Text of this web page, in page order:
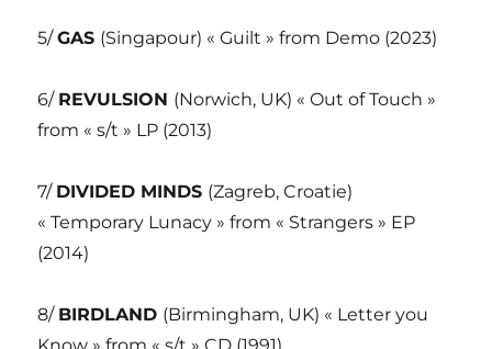
5/GAS (Singapour) « Guilt » from Demo (2023)
6/ REVULSION (Norwich, UK) « Out of Touch »
from « s/t » LP (2013)
7/ DIVIDED MINDS (Zagreb, Croatie)
« Temporary Lunacy » from « Strangers » EP
(2014)
8/ BIRDLAND (Birmingham, UK) « Letter you